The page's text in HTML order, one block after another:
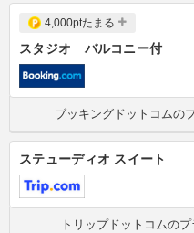
4,000ptたまる
スタジオ バルコニー付
ブッキングドットコムの
ステューディオ スイート
トリップドットコムの